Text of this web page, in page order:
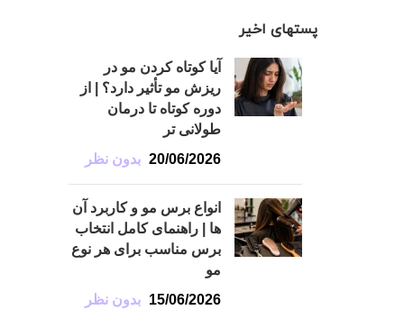
پستهای اخیر
آیا کوتاه کردن مو در
ریزش مو تأثیر دارد؟ | از
دوره کوتاه تا درمان
طولانی تر
20/06/2026 بدون نظر
انواع برس مو و کاربرد آن
ها | راهنمای کامل انتخاب
برس مناسب برای هر نوع
مو
15/06/2026
بدون نظر